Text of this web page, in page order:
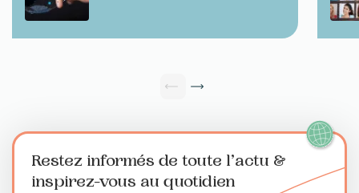
Restez informés de toute l’actu &
inspirez-vous au quotidien